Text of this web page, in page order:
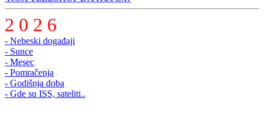
2 0 2 6
- Nebeski događaji
- Sunce
- Mesec
- Pomračenja
- Godišnja doba
- Gde su ISS, sateliti..